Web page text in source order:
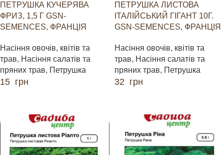
ПЕТРУШКА КУЧЕРЯВА
ФРИЗ, 1,5 Г GSN-
SEMENCES, ФРАНЦІЯ
Насіння овочів, квітів та
трав, Насіння салатів та
пряних трав, Петрушка
15 грн
ПЕТРУШКА ЛИСТОВА
ІТАЛІЙСЬКИЙ ГІГАНТ 10Г.
GSN-SEMENCES, ФРАНЦІЯ
Насіння овочів, квітів та
трав, Насіння салатів та
пряних трав, Петрушка
32 грн